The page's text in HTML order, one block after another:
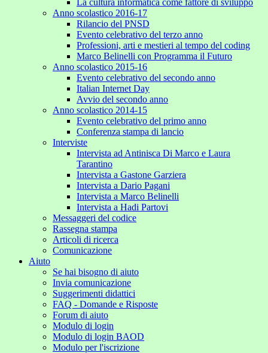
La cultura informatica come fattore di sviluppo
Anno scolastico 2016-17
Rilancio del PNSD
Evento celebrativo del terzo anno
Professioni, arti e mestieri al tempo del coding
Marco Belinelli con Programma il Futuro
Anno scolastico 2015-16
Evento celebrativo del secondo anno
Italian Internet Day
Avvio del secondo anno
Anno scolastico 2014-15
Evento celebrativo del primo anno
Conferenza stampa di lancio
Interviste
Intervista ad Antinisca Di Marco e Laura
Tarantino
Intervista a Gastone Garziera
Intervista a Dario Pagani
Intervista a Marco Belinelli
Intervista a Hadi Partovi
Messaggeri del codice
Rassegna stampa
Articoli di ricerca
Comunicazione
Aiuto
Se hai bisogno di aiuto
Invia comunicazione
Suggerimenti didattici
FAQ - Domande e Risposte
Forum di aiuto
Modulo di login
Modulo di login BAOD
Modulo per l'iscrizione